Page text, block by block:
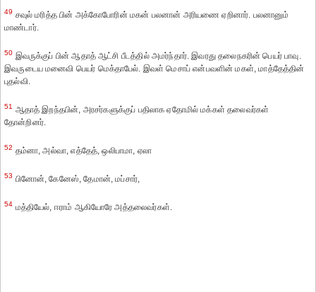
49 சவுல் மரித்த பின் அக்கோபோரின் மகன் பலனான் அரியணை ஏறினார். பலனானும்
மாண்டார்.
50 இவருக்குப் பின் ஆதாத் ஆட்சி பீடத்தில் அமர்ந்தார். இவரது தலைநகரின் பெயர் பாவு.
இவருடைய மனைவி பெயர் மெக்தாபேல். இவள் மெசாப் என்பவளின் மகள், மாத்தேத்தின்
புதல்வி.
51 ஆதாத் இறந்தபின், அரசர்களுக்குப் பதிலாக ஏதோமில் மக்கள் தலைவர்கள்
தோன்றினர்.
52 தம்னா, அல்வா, எத்தேத், ஒலிபாமா, ஏலா
53 பினோன், கேனேஸ், தேமான், மப்சார்,
54 மத்தியேல், ஈராம் ஆகியோரே அத்தலைவர்கள்.